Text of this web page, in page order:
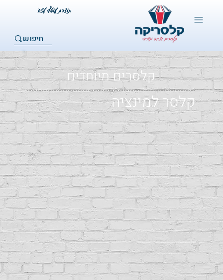
חיפוש
קלסרים מיוחדים
קלסר למינציה